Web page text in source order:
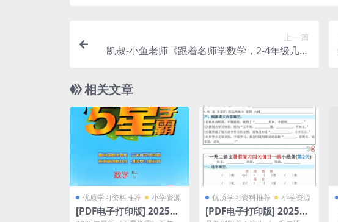
上一篇
凯叔-小鱼老师《跟着名师学数学，2-4年级几何
相关文章
优质学习资料推荐 小学资源
[PDF电子打印版] 2025秋
优质学习资料推荐 小学资源
[PDF电子打印版] 2025秋